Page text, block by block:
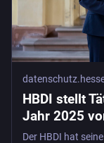
HBDI stellt
Jahr 2025